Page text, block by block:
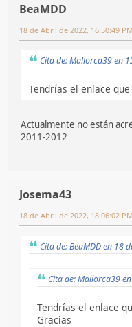
BeaMDD
18 de Abril de 2022, 16:50:49 PM
Cita de: Mallorca39 en
Tendrías el enlace
Actualmente no están
2011-2012
Josema43
18 de Abril de 2022, 18:06:02 PM
Cita de: BeaMDD en 18
Cita de: Mallorca39
Tendrías el enlace
Gracias